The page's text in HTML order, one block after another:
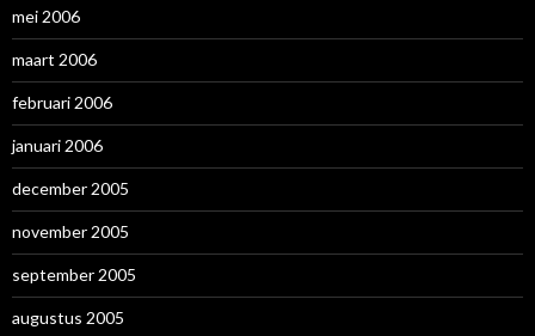
mei 2006
maart 2006
februari 2006
januari 2006
december 2005
november 2005
september 2005
augustus 2005